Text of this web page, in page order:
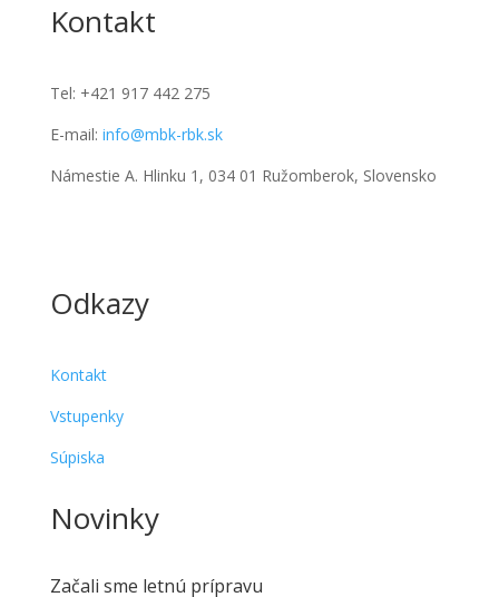
Kontakt
Tel: +421 917 442 275
E-mail: info@mbk-rbk.sk
Námestie A. Hlinku 1, 034 01 Ružomberok, Slovensko
Odkazy
Kontakt
Vstupenky
Súpiska
Novinky
Začali sme letnú prípravu